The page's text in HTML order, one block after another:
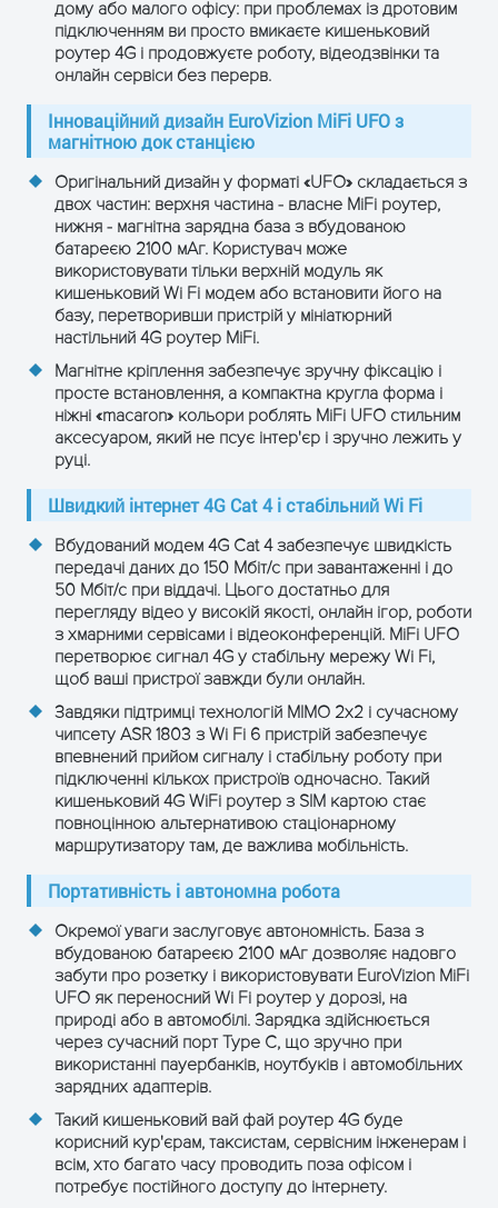
дому або малого офісу: при проблемах із дротовим
підключенням ви просто вмикаєте кишеньковий
роутер 4G і продовжуєте роботу, відеодзвінки та
онлайн сервіси без перерв.
Інноваційний дизайн EuroVizion MiFi UFO з
магнітною док станцією
Оригінальний дизайн у форматі «UFO» складається з
двох частин: верхня частина - власне MiFi роутер,
нижня - магнітна зарядна база з вбудованою
батареєю 2100 мАг. Користувач може
використовувати тільки верхній модуль як
кишеньковий Wi Fi модем або встановити його на
базу, перетворивши пристрій у мініатюрний
настільний 4G роутер MiFi.
Магнітне кріплення забезпечує зручну фіксацію і
просте встановлення, а компактна кругла форма і
ніжні «macaron» кольори роблять MiFi UFO стильним
аксесуаром, який не псує інтер'єр і зручно лежить у
руці.
Швидкий інтернет 4G Cat 4 і стабільний Wi Fi
Вбудований модем 4G Cat 4 забезпечує швидкість
передачі даних до 150 Мбіт/с при завантаженні і до
50 Мбіт/с при віддачі. Цього достатньо для
перегляду відео у високій якості, онлайн ігор, роботи
з хмарними сервісами і відеоконференцій. MiFi UFO
перетворює сигнал 4G у стабільну мережу Wi Fi,
щоб ваші пристрої завжди були онлайн.
Завдяки підтримці технологій MIMO 2x2 і сучасному
чипсету ASR 1803 з Wi Fi 6 пристрій забезпечує
впевнений прийом сигналу і стабільну роботу при
підключенні кількох пристроїв одночасно. Такий
кишеньковий 4G WiFi роутер з SIM картою стає
повноцінною альтернативою стаціонарному
маршрутизатору там, де важлива мобільність.
Портативність і автономна робота
Окремої уваги заслуговує автономність. База з
вбудованою батареєю 2100 мАг дозволяє надовго
забути про розетку і використовувати EuroVizion MiFi
UFO як переносний Wi Fi роутер у дорозі, на
природі або в автомобілі. Зарядка здійснюється
через сучасний порт Type C, що зручно при
використанні пауербанків, ноутбуків і автомобільних
зарядних адаптерів.
Такий кишеньковий вай фай роутер 4G буде
корисний кур'єрам, таксистам, сервісним інженерам і
всім, хто багато часу проводить поза офісом і
потребує постійного доступу до інтернету.
Ширина каналу
LTE
1.4 / 3 / 5 / 10 / 15 / 20 МГц
Модуляція DL QPSK / 16-QAM / 64-QAM
LTE
автентифікація
EPS-AKA, EPS-SIM
Придушення
перешкод (ISR)
Підтримується
MIMO 1×1 (радіочастина), Wi-Fi 1×1
Wi-Fi
Стандарт Wi-Fi
Тип антени Вбудована
Безпека
OPEN, WPA2-PSK, WPA-
PSK/WPA2-PSK
Швидкість Wi-
Fi
802.11b – до 11 Мбіт/с
802.11g –
с
802.11n – до 72.2 Мбіт/с
Дальність
покриття
У приміщенні до 15 м, на
вулиці до 50 м
Інтерфейси і підтримка ОС
USB інтерфейс 1× USB Type-C, USB 2.0
Режим роботи AP (точка доступу)
Сумісність ОС
Windows 7/8/8.1/10
Mac OS
Android 4.x–9.x
Linux 2.6–5.4
SIM-карта